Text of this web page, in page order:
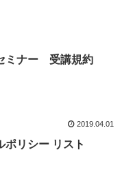
ミナー 受講規約
2019.04.01
ポリシー リスト